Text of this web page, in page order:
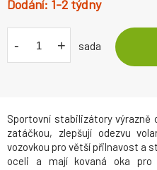
Sportovní stabilizátory výrazně
zatáčkou, zlepšují odezvu
vozovkou pro větší přilnavost a
oceli a mají kovaná oka pro
1-2 týdny
- + sada